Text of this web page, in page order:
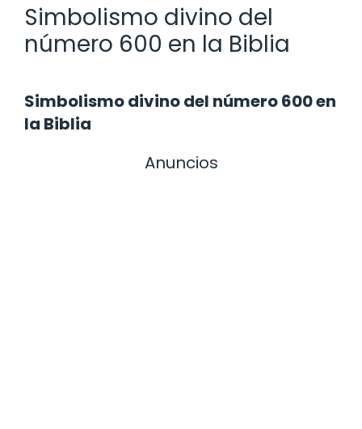
Simbolismo divino del
número 600 en la Biblia
Simbolismo divino del número 600 en
la Biblia
Anuncios